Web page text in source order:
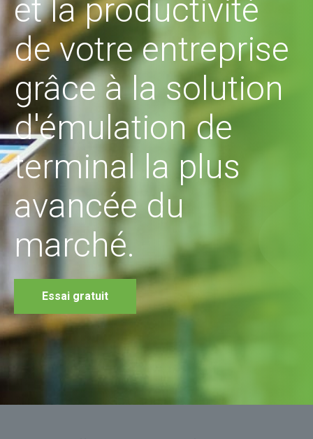
et la productivité
de votre entreprise
grâce à la solution
d'émulation de
terminal la plus
avancée du
marché.
Essai gratuit